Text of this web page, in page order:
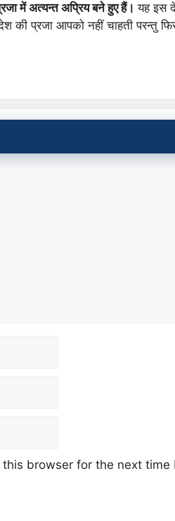
में अत्यन्त अप्रिय बने हुए हैं। यह इस
की प्रजा आपको नहीं चाहती परन्तु
browser for the next time